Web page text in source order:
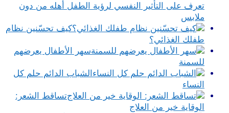
تعرف على التأثير النفسي لرؤية الطفل أهله من دون
ملابس
كيف تحسّنين نظام
طفلك الغذائي؟
سهر الأطفال يعرضهم
للسمنة
الشباب الدائم حلم كل
النساء
تساقط الشعر:
الوقاية خير من العلاج